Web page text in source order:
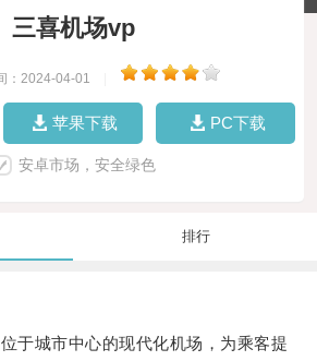
三喜机场vp
：2024-04-01
苹果下载 PC下载
安卓市场，安全绿色
排行
城市中心的现代化机场，为乘客提